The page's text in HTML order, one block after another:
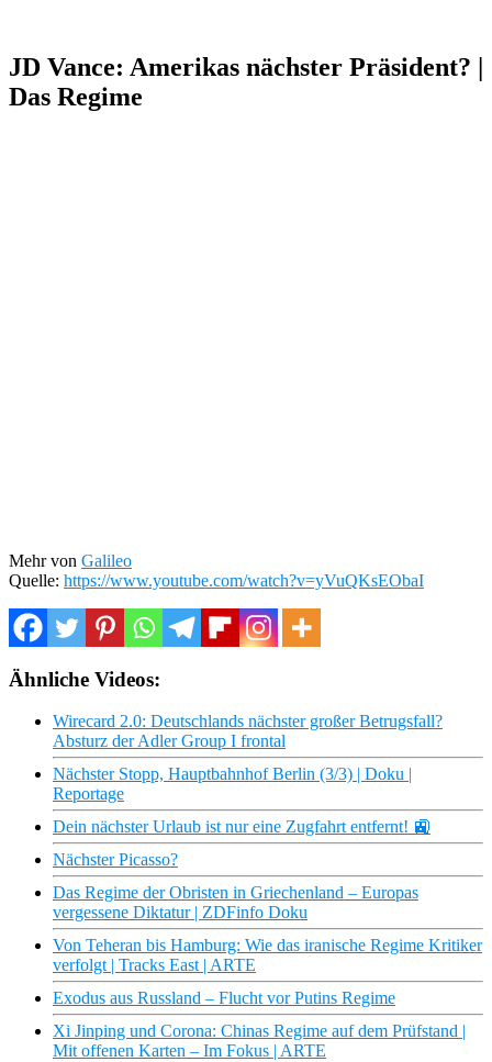
JD Vance: Amerikas nächster Präsident? |
Das Regime
Mehr von Galileo
Quelle: https://www.youtube.com/watch?v=yVuQKsEObaI
Ähnliche Videos:
Wirecard 2.0: Deutschlands nächster großer Betrugsfall?
Absturz der Adler Group I frontal
Nächster Stopp, Hauptbahnhof Berlin (3/3) | Doku |
Reportage
Dein nächster Urlaub ist nur eine Zugfahrt entfernt! 🚉
Nächster Picasso?
Das Regime der Obristen in Griechenland – Europas
vergessene Diktatur | ZDFinfo Doku
Von Teheran bis Hamburg: Wie das iranische Regime Kritiker
verfolgt | Tracks East | ARTE
Exodus aus Russland – Flucht vor Putins Regime
Xi Jinping und Corona: Chinas Regime auf dem Prüfstand |
Mit offenen Karten – Im Fokus | ARTE